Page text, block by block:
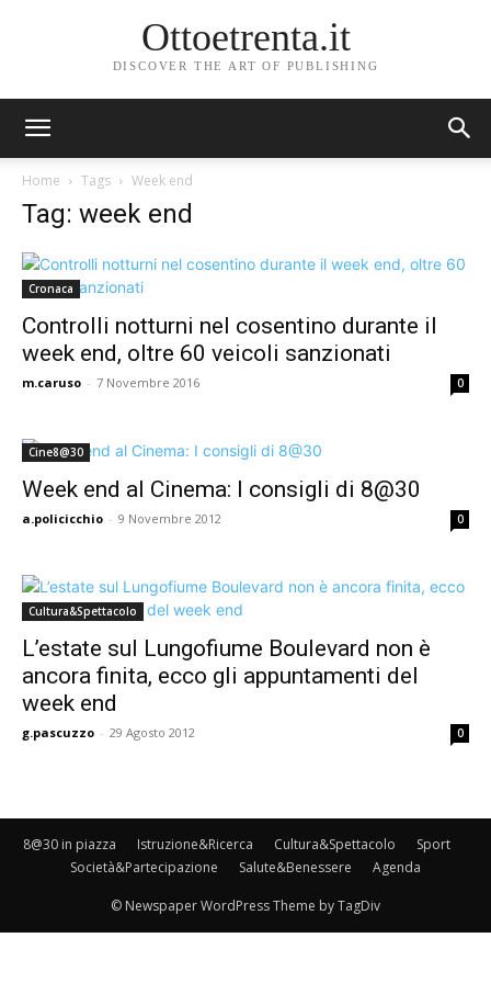
Ottoetrenta.it
DISCOVER THE ART OF PUBLISHING
Home Tags Week end
Tag: week end
Cronaca
Controlli notturni nel cosentino durante il
week end, oltre 60 veicoli sanzionati
m.caruso - 7 Novembre 2016 0
Cine8@30
Week end al Cinema: I consigli di 8@30
a.policicchio - 9 Novembre 2012 0
Cultura&Spettacolo
L’estate sul Lungofiume Boulevard non è
ancora finita, ecco gli appuntamenti del
week end
g.pascuzzo - 29 Agosto 2012 0
8@30 in piazza Istruzione&Ricerca Cultura&Spettacolo
Sport
Società&Partecipazione
Salute&Benessere Agenda
© Newspaper WordPress Theme by TagDiv